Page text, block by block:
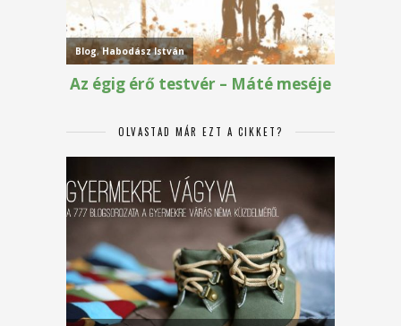
OLVASTAD MÁR EZT A CIKKET?